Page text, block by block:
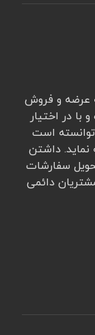
به عرضه و فروش
با در اختیار
است
نماید. داشتن
سفارشات
دائمی